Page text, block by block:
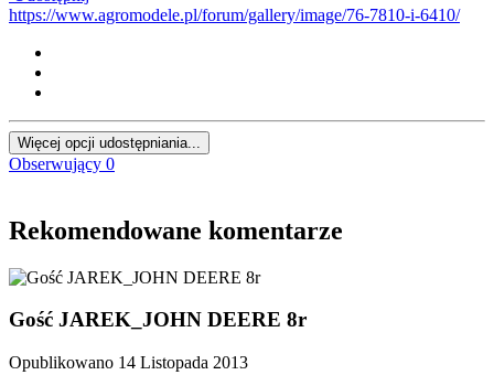
https://www.agromodele.pl/forum/gallery/image/76-7810-i-6410/
Więcej opcji udostępniania...
Obserwujący 0
Rekomendowane komentarze
Gość JAREK_JOHN DEERE 8r
Opublikowano 14 Listopada 2013